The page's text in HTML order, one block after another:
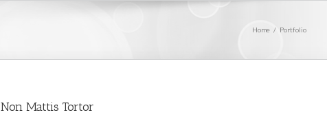
Home / Portfolio
Non Mattis Tortor